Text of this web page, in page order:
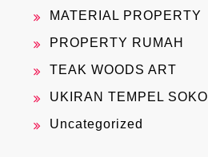
MATERIAL PROPERTY
PROPERTY RUMAH
TEAK WOODS ART
UKIRAN TEMPEL SOKO
Uncategorized